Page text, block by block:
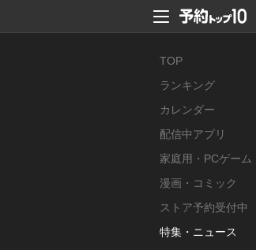
TOP
ランキング
カレンダー
配信中アプリ
家庭用・PCゲーム
漫画・コミック
ストア予約受付中
特集・ニュース